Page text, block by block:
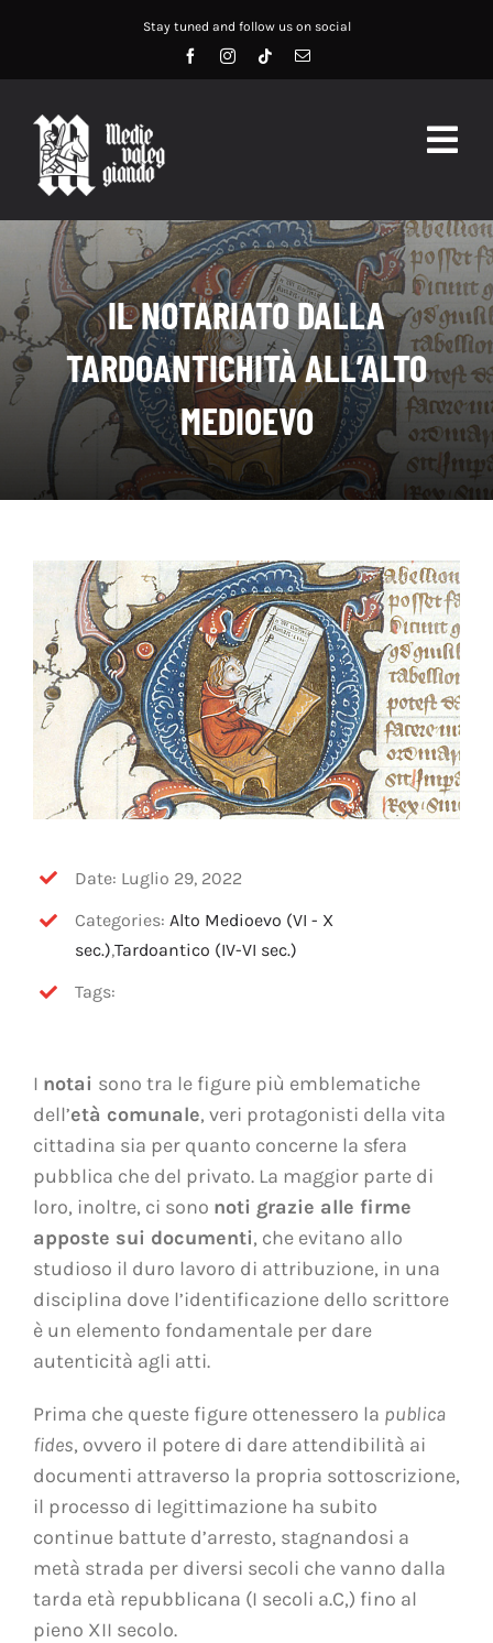
contenuto
Stay tuned and follow us on social
HOME
ABOUT US
SERVIZI
DIDATTICA
RECENSIONI
CONTATTI
Cerca
per:
IL NOTARIATO DALLA
TARDOANTICHITÀ ALL’ALTO
MEDIOEVO
Date: Luglio 29, 2022
Categories:Alto Medioevo (VI - X
sec.),Tardoantico (IV-VI sec.)
Tags:
I notai sono tra le figure più emblematiche
dell’età comunale, veri protagonisti della vita
cittadina sia per quanto concerne la sfera
pubblica che del privato. La maggior parte di
loro, inoltre, ci sono noti grazie alle firme
apposte sui documenti, che evitano allo
studioso il duro lavoro di attribuzione, in una
disciplina dove l’identificazione dello scrittore
è un elemento fondamentale per dare
autenticità agli atti.
Prima che queste figure ottenessero la publica
fides, ovvero il potere di dare attendibilità ai
documenti attraverso la propria sottoscrizione,
il processo di legittimazione ha subito
continue battute d’arresto, stagnandosi a
metà strada per diversi secoli che vanno dalla
tarda età repubblicana (I secoli a.C,) fino al
pieno XII secolo.